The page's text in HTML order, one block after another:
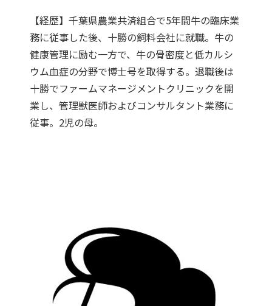
【経歴】千葉県農業共済組合で5年間牛の臨床業
務に従事した後、十勝の飼料会社に就職。牛の
健康管理に励む一方で、牛の骨密度と低カルシ
ウム血症の分野で博士号を取得する。退職後は
十勝でファームマネージメントクリニックを開
業し、管理獣医師およびコンサルタント業務に
従事。2児の母。